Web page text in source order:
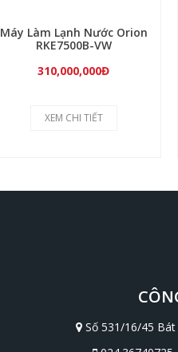
Máy Làm Lạnh Nước Orion
RKE7500B-VW
310,000,000Đ
XEM CHI TIẾT
Số 531/16/45